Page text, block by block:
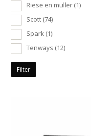
Riese en muller (1)
Scott (74)
Spark (1)
Tenways (12)
Filter